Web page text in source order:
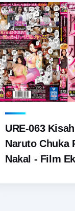
URE-063
Naruto Chuka
Nakal - Film